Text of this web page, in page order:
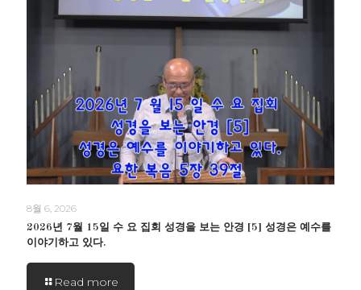
8월 6, 2026
2026년 7월 15일 수 요 집회 성경을 보는 안경 [5] 성경은 예수를
이야기하고 있다.
Read more